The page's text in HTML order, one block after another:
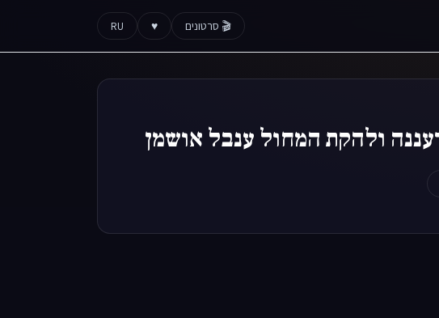
🎬 סרטונים ♥
RU
ולהקת המחול ענבל אושמן